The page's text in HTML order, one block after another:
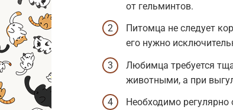
от гельминтов.
Питомца не следует
его нужно
Любимца требуется
животными, а при
Необходимо